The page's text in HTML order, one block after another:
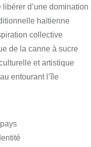
d’une domination
haïtienne
collective
de la canne à sucre
et artistique
entourant l’île